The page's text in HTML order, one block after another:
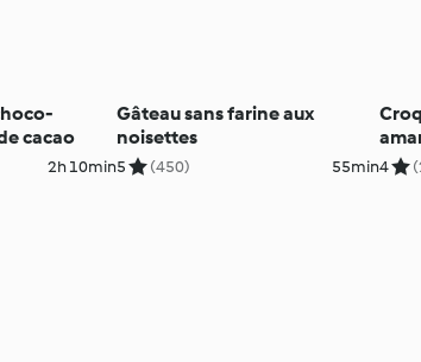
cacao
2h 10min
Gâteau sans farine aux
noisettes
5 (450) 55min4